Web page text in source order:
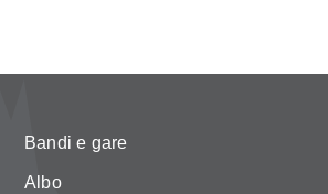
Bandi e gare
Albo